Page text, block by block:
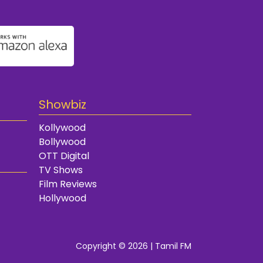
Showbiz
Kollywood
Bollywood
OTT Digital
TV Shows
Film Reviews
Hollywood
Copyright © 2026 | Tamil FM